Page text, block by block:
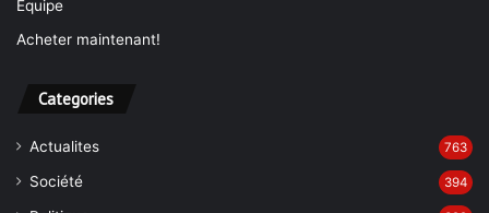
Acheter maintenant!
Société 394
Politique 322